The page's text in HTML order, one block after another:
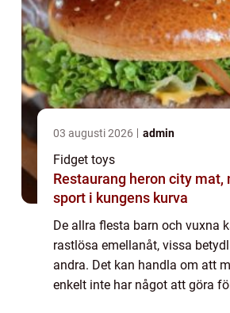
03 augusti 2026 admin
Fidget toys
Restaurang heron city mat, nöjen och
sport i kungens kurva
De allra flesta barn och vuxna
rastlösa emellanåt, vissa
andra. Det kan handla om att
enkelt inte har något att göra